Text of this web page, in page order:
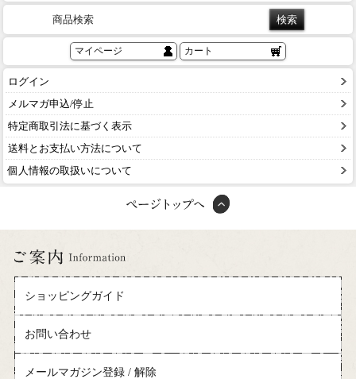
商品検索
マイページ カート
ログイン
メルマガ申込/停止
特定商取引法に基づく表示
送料とお支払い方法について
個人情報の取扱いについて
ショッピングガイド
お問い合わせ
メールマガジン登録 / 解除